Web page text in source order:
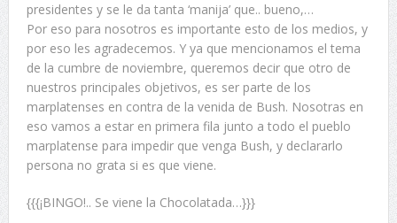
presidentes y se le da tanta ‘manija’ que.. bueno,…
Por eso para nosotros es importante esto de los medios, y
por eso les agradecemos. Y ya que mencionamos el tema
de la cumbre de noviembre, queremos decir que otro de
nuestros principales objetivos, es ser parte de los
marplatenses en contra de la venida de Bush. Nosotras en
eso vamos a estar en primera fila junto a todo el pueblo
marplatense para impedir que venga Bush, y declararlo
persona no grata si es que viene.
{{{¡BINGO!.. Se viene la Chocolatada…}}}